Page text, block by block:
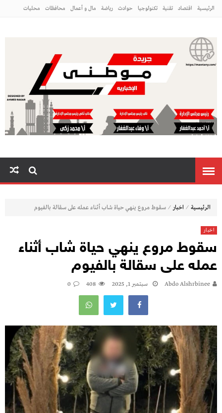
الرئيسية اقتصاد تقنية تكنولوجيا حوادث رياضة مال و أعمال محافظات محليات
الرئيسية ⁄ اخبار ⁄ سقوط مروع ينهي حياة شاب أثناء عمله على سقالة بالفيوم
اخبار
سقوط مروع ينهي حياة شاب أثناء
عمله على سقالة بالفيوم
Abdo Alshrbinee سبتمبر 1, 2025 408
0